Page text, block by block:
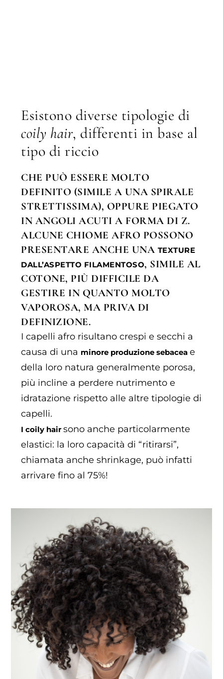
Esistono diverse tipologie di
coily hair, differenti in base al
tipo di riccio
CHE PUÒ ESSERE MOLTO
DEFINITO (SIMILE A UNA SPIRALE
STRETTISSIMA), OPPURE PIEGATO
IN ANGOLI ACUTI A FORMA DI Z.
ALCUNE CHIOME AFRO POSSONO
PRESENTARE ANCHE UNA TEXTURE
DALL’ASPETTO FILAMENTOSO, SIMILE AL
COTONE, PIÙ DIFFICILE DA
GESTIRE IN QUANTO MOLTO
VAPOROSA, MA PRIVA DI
DEFINIZIONE.
I capelli afro risultano crespi e secchi a
causa di una minore produzione sebaceae
della loro natura generalmente porosa,
più incline a perdere nutrimento e
idratazione rispetto alle altre tipologie di
capelli.
I coily hairsono anche particolarmente
elastici: la loro capacità di “ritirarsi”,
chiamata anche shrinkage, può infatti
arrivare fino al 75%!